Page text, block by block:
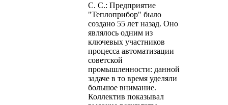
С. С.: Предприятие
"Теплоприбор" было
создано 55 лет назад. Оно
являлось одним из
ключевых участников
процесса автоматизации
советской
промышленности: данной
задаче в то время уделяли
большое внимание.
Коллектив показывал